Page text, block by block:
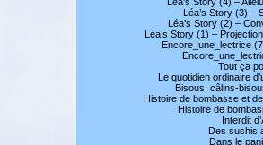
Léa’s Story (3) –
Léa’s Story (2) –
Léa’s Story (1) –
Encore_une_lectrice
Tout ça
Le quotidien ordinaire
Bisous, câlins-
Histoire de bombasse et
Histoire de
Interdit
Des sushis
Dans le